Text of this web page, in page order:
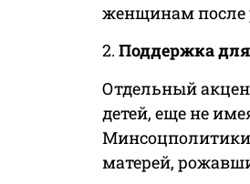
женщинам после
2. Поддержка для
Отдельный
детей, еще не
Минсоцполитики,
матерей,